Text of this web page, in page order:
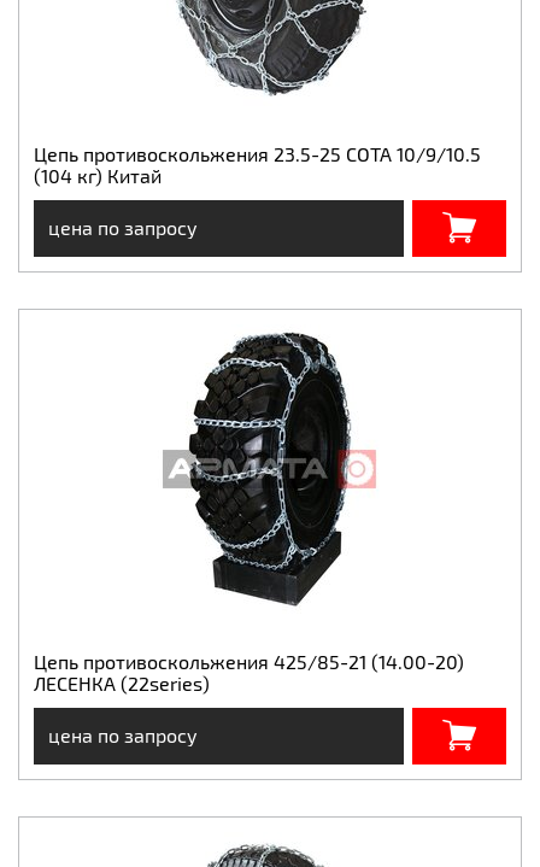
Цепь противоскольжения 23.5-25 СОТА 10/9/10.5
(104 кг) Китай
цена по запросу
Цепь противоскольжения 425/85-21 (14.00-20)
ЛЕСЕНКА (22series)
цена по запросу